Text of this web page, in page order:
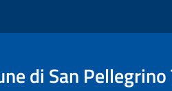
di San Pellegrino